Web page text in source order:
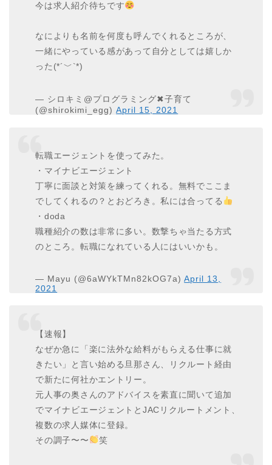
今は求人紹介待ちです
なによりも名前を何度も呼んでくれるところが、
一緒にやっている感があって自分としては嬉しか
った(*´﹀`*)
— シロキミ@プログラミング✖︎子育て
(@shirokimi_egg)April 15, 2021
転職エージェントを使ってみた。
・マイナビエージェント
丁寧に面談と対策を練ってくれる。無料でここま
でしてくれるの？とおどろき。私には合ってる
・doda
職種紹介の数は非常に多い。数撃ちゃ当たる方式
のところ。転職になれている人にはいいかも。
— Mayu (@6aWYkTMn82kOG7a)April 13,
2021
【速報】
なぜか急に「楽に法外な給料がもらえる仕事に就
きたい」と言い始める旦那さん、リクルート経由
で新たに何社かエントリー。
元人事の奥さんのアドバイスを素直に聞いて追加
でマイナビエージェントとJACリクルートメント、
複数の求人媒体に登録。
その調子〜〜
笑